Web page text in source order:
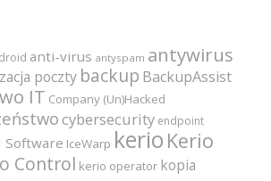
anti-virus antyspam antywirus
poczty backup BackupAssist
IT Company (Un)Hacked
cybersecurity endpoint
Software IceWarp kerio Kerio
Control kerio operator kopia